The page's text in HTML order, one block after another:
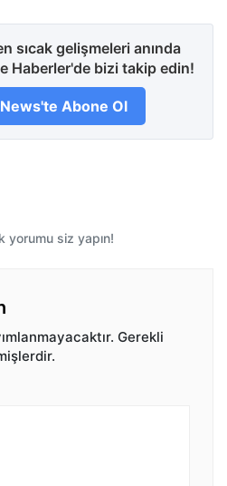
sıcak gelişmeleri anında
Haberler'de bizi takip edin!
Abone Ol
yorumu siz yapın!
Gerekli